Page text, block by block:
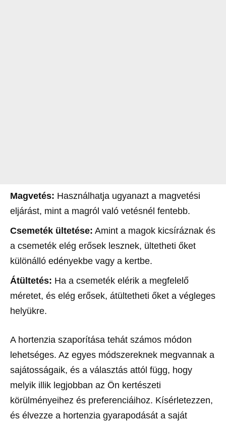
Magvetés: Használhatja ugyanazt a magvetési
eljárást, mint a magról való vetésnél fentebb.
Csemeték ültetése: Amint a magok kicsíráznak és
a csemeték elég erősek lesznek, ültetheti őket
különálló edényekbe vagy a kertbe.
Átültetés: Ha a csemeték elérik a megfelelő
méretet, és elég erősek, átültetheti őket a végleges
helyükre.
A hortenzia szaporítása tehát számos módon
lehetséges. Az egyes módszereknek megvannak a
sajátosságaik, és a választás attól függ, hogy
melyik illik legjobban az Ön kertészeti
körülményeihez és preferenciáihoz. Kísérletezzen,
és élvezze a hortenzia gyarapodását a saját